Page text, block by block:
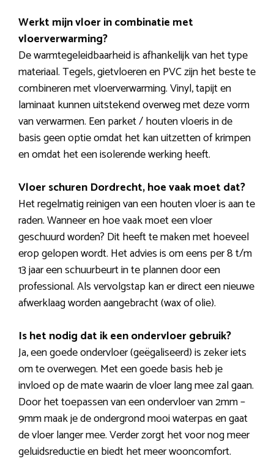
Werkt mijn vloer in combinatie met
vloerverwarming?
De warmtegeleidbaarheid is afhankelijk van het type
materiaal. Tegels, gietvloeren en PVC zijn het beste te
combineren met vloerverwarming. Vinyl, tapijt en
laminaat kunnen uitstekend overweg met deze vorm
van verwarmen. Een parket / houten vloeris in de
basis geen optie omdat het kan uitzetten of krimpen
en omdat het een isolerende werking heeft.
Vloer schuren Dordrecht, hoe vaak moet dat?
Het regelmatig reinigen van een houten vloer is aan te
raden. Wanneer en hoe vaak moet een vloer
geschuurd worden? Dit heeft te maken met hoeveel
erop gelopen wordt. Het advies is om eens per 8 t/m
13 jaar een schuurbeurt in te plannen door een
professional. Als vervolgstap kan er direct een nieuwe
afwerklaag worden aangebracht (wax of olie).
Is het nodig dat ik een ondervloer gebruik?
Ja, een goede ondervloer (geëgaliseerd) is zeker iets
om te overwegen. Met een goede basis heb je
invloed op de mate waarin de vloer lang mee zal gaan.
Door het toepassen van een ondervloer van 2mm –
9mm maak je de ondergrond mooi waterpas en gaat
de vloer langer mee. Verder zorgt het voor nog meer
geluidsreductie en biedt het meer wooncomfort.